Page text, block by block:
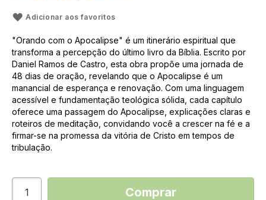
Adicionar aos favoritos
"Orando com o Apocalipse" é um itinerário espiritual que
transforma a percepção do último livro da Bíblia. Escrito por
Daniel Ramos de Castro, esta obra propõe uma jornada de
48 dias de oração, revelando que o Apocalipse é um
manancial de esperança e renovação. Com uma linguagem
acessível e fundamentação teológica sólida, cada capítulo
oferece uma passagem do Apocalipse, explicações claras e
roteiros de meditação, convidando você a crescer na fé e a
firmar-se na promessa da vitória de Cristo em tempos de
tribulação.
Comprar